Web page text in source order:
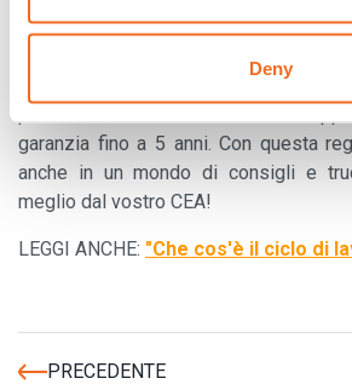
Deny
VOLETE SAPERNE
Vi piace questa guida rapida? Se
garanzia fino a 5 anni. Con questa
anche in un mondo di consigli e
meglio dal vostro CEA!
LEGGI ANCHE: "Che cos'è il ciclo di
PRECEDENTE